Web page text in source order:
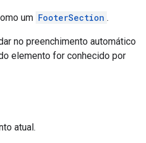
um FooterSection .
no preenchimento automático
elemento for conhecido por
atual.